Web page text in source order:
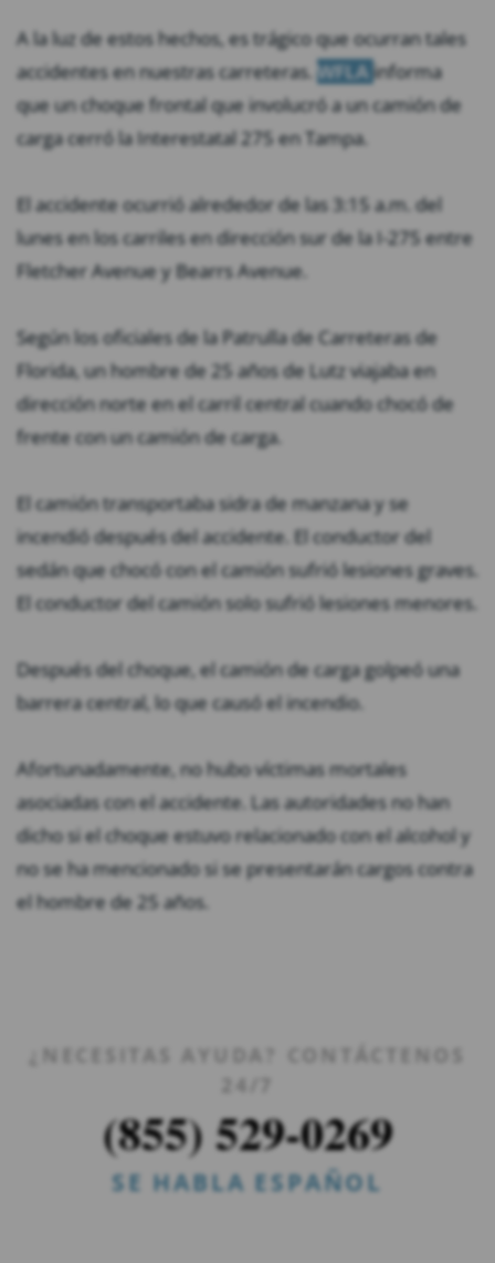
A la luz de estos hechos, es trágico que ocurran tales
accidentes en nuestras carreteras. WFLA informa
que un choque frontal que involucró a un camión de
carga cerró la Interestatal 275 en Tampa.
El accidente ocurrió alrededor de las 3:15 a.m. del
lunes en los carriles en dirección sur de la I-275 entre
Fletcher Avenue y Bearrs Avenue.
Según los oficiales de la Patrulla de Carreteras de
Florida, un hombre de 25 años de Lutz viajaba en
dirección norte en el carril central cuando chocó de
frente con un camión de carga.
El camión transportaba sidra de manzana y se
incendió después del accidente. El conductor del
sedán que chocó con el camión sufrió lesiones graves.
El conductor del camión solo sufrió lesiones menores.
Después del choque, el camión de carga golpeó una
barrera central, lo que causó el incendio.
Afortunadamente, no hubo víctimas mortales
asociadas con el accidente. Las autoridades no han
dicho si el choque estuvo relacionado con el alcohol y
no se ha mencionado si se presentarán cargos contra
el hombre de 25 años.
¿NECESITAS AYUDA? CONTÁCTENOS
24/7
(855) 529-0269
SE HABLA ESPAÑOL